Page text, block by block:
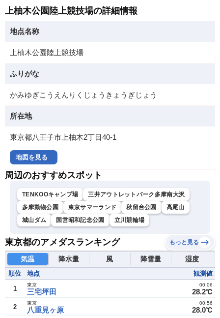
上柚木公園陸上競技場の詳細情報
地点名称
上柚木公園陸上競技場
ふりがな
かみゆぎこうえんりくじょうきょうぎじょう
所在地
東京都八王子市上柚木2丁目40-1
地図を見る
周辺のおすすめスポット
TENKOOキャンプ場
三井アウトレットパーク多摩南大沢
多摩動物公園
東京サマーランド 秋留台公園
高尾山
城山ダム
国営昭和記念公園 立川競輪場
東京都のアメダスランキング もっと見る
気温 降水量 風 降雪量 湿度
順位 地点 観測値
1 三宅坪田
東京
28.2℃
00:06
2 八重見ヶ原
東京
28.0℃
00:56